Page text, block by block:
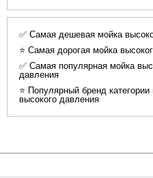
✅ Самая дешевая мойка
⭐ Самая дорогая мойка
✅ Самая популярная мойка
давления
⭐ Популярный бренд категории
высокого давления